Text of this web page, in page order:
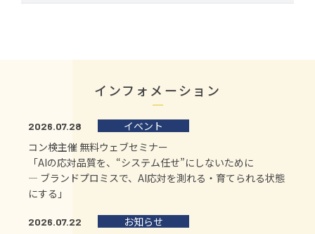
インフォメーション
2026.07.28
イベント
コン検主催 無料ウェブセミナー
「AIの応対品質を、“システム任せ”にしないために
― ブランドプロミスで、AI応対を測れる・育てられる状態
にする」
2026.07.22
お知らせ